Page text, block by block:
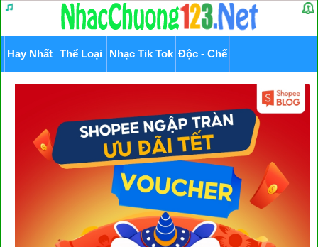
Hay Nhất Thể Loại Nhạc Tik Tok Độc - Chế